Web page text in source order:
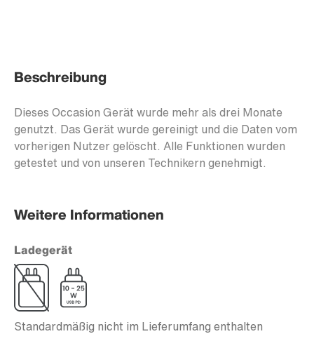
Beschreibung
Dieses Occasion Gerät wurde mehr als drei Monate
genutzt. Das Gerät wurde gereinigt und die Daten vom
vorherigen Nutzer gelöscht. Alle Funktionen wurden
getestet und von unseren Technikern genehmigt.
Weitere Informationen
Ladegerät
Standardmäßig nicht im Lieferumfang enthalten